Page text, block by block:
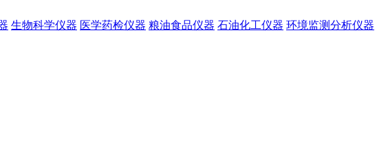
生物科学仪器 医学药检仪器 粮油食品仪器 石油化工仪器 环境监测分析仪器